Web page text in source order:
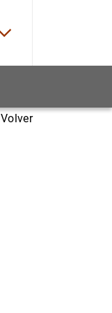
Volver